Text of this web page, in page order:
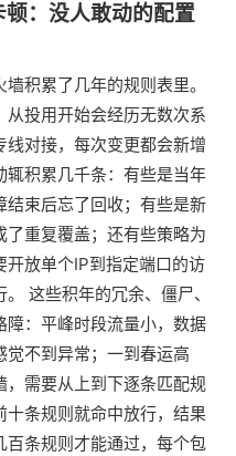
：没人敢动的配置
积累了几年的规则表里。
投用开始会经历无数次系
对接，每次变更都会新增
辄积累几千条：有些是当年
结束后忘了回收；有些是新
重复覆盖；还有些策略为
开放单个IP到指定端口的访
这些积年的冗余、僵尸、
障：平峰时段流量小，数据
不到异常；一到春运高
，需要从上到下逐条匹配规
条规则就命中放行，结果
百条规则才能通过，每个包